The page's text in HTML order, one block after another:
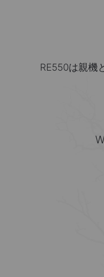
RE550は親機